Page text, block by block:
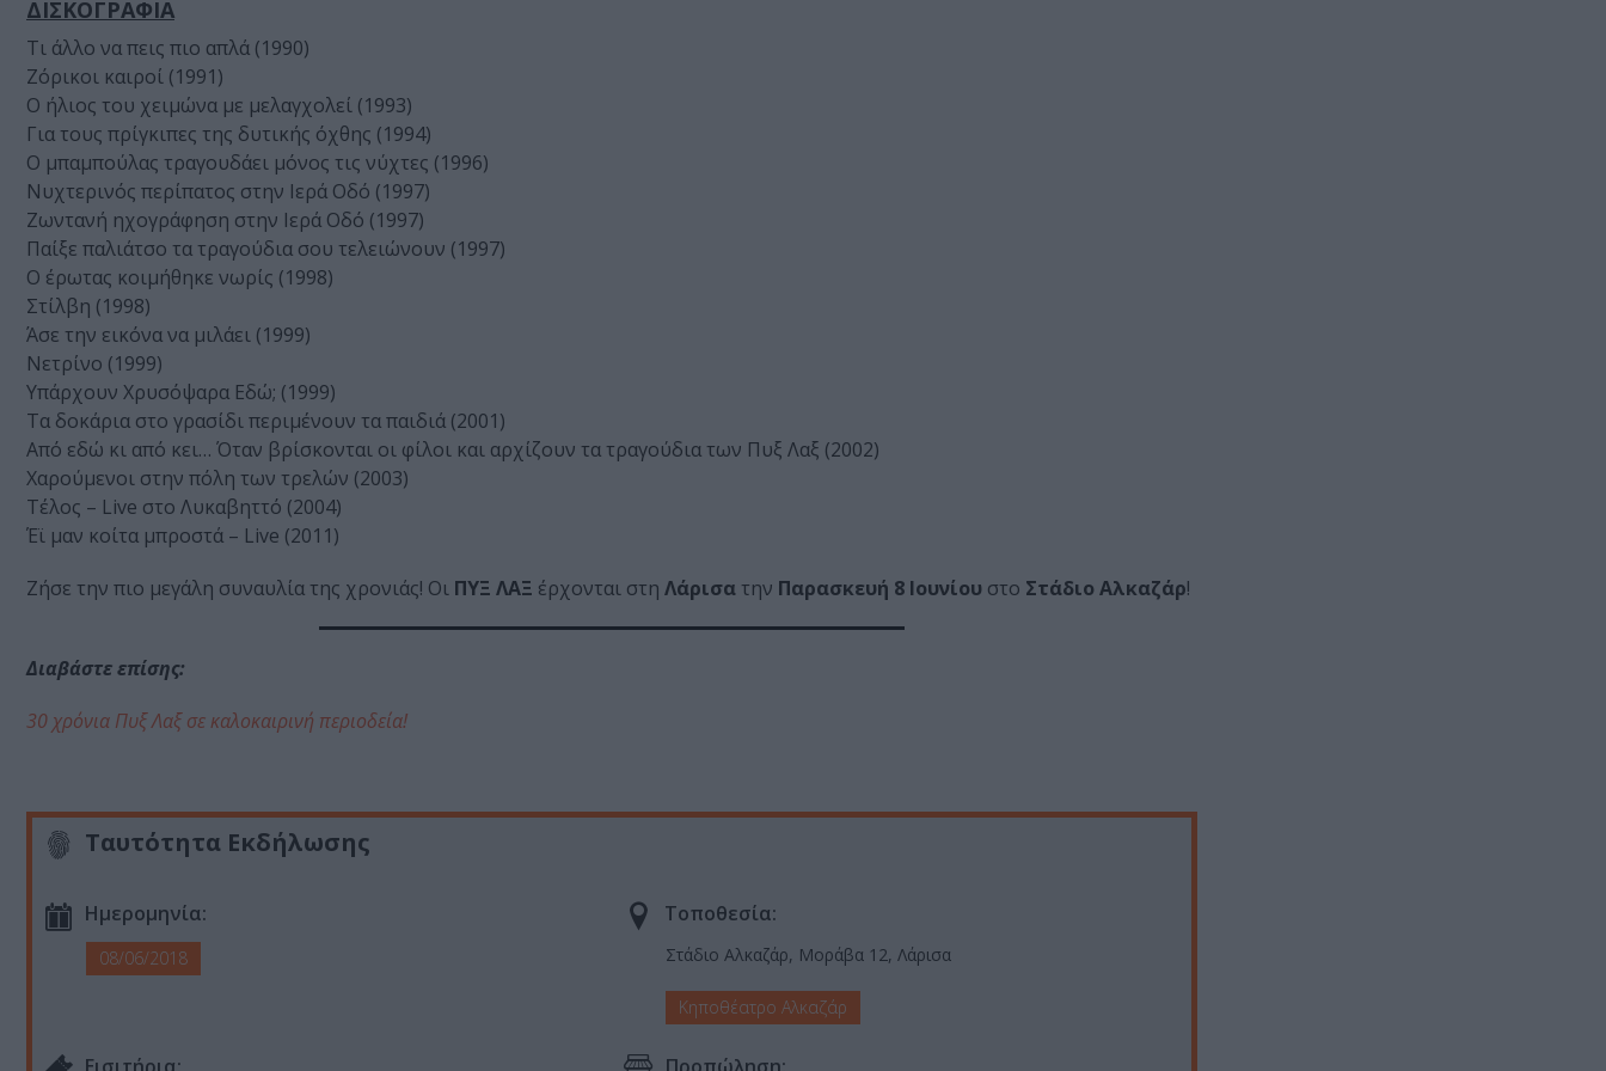
ΔΙΣΚΟΓΡΑΦΙΑ
Τι άλλο να πεις πιο απλά (1990)
Ζόρικοι καιροί (1991)
Ο ήλιος του χειμώνα με μελαγχολεί (1993)
Για τους πρίγκιπες της δυτικής όχθης (1994)
Ο μπαμπούλας τραγουδάει μόνος τις νύχτες (1996)
Νυχτερινός περίπατος στην Iερά Oδό (1997)
Ζωντανή ηχογράφηση στην Iερά Oδό (1997)
Παίξε παλιάτσο τα τραγούδια σου τελειώνουν (1997)
Ο έρωτας κοιμήθηκε νωρίς (1998)
Στίλβη (1998)
Άσε την εικόνα να μιλάει (1999)
Νετρίνο (1999)
Υπάρχουν Χρυσόψαρα Εδώ; (1999)
Τα δοκάρια στο γρασίδι περιμένουν τα παιδιά (2001)
Από εδώ κι από κει… Όταν βρίσκονται οι φίλοι και αρχίζουν τα τραγούδια των Πυξ Λαξ (2002)
Χαρούμενοι στην πόλη των τρελών (2003)
Τέλος – Live στο Λυκαβηττό (2004)
Έϊ μαν κοίτα μπροστά – Live (2011)
Ζήσε την πιο μεγάλη συναυλία της χρονιάς! Oι ΠΥΞ ΛΑΞ έρχονται στη Λάρισα την Παρασκευή 8 Ιουνίου στο Στάδιο Αλκαζάρ!
Διαβάστε επίσης:
30 χρόνια Πυξ Λαξ σε καλοκαιρινή περιοδεία!
Ταυτότητα Εκδήλωσης
Ημερομηνία:
08/06/2018
Τοποθεσία:
Στάδιο Αλκαζάρ, Μοράβα 12, Λάρισα
Κηποθέατρο Αλκαζάρ